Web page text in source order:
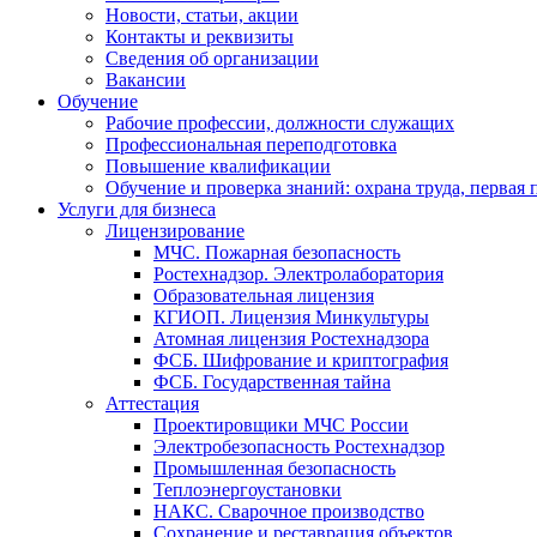
Новости, статьи, акции
Контакты и реквизиты
Сведения об организации
Вакансии
Обучение
Рабочие профессии, должности служащих
Профессиональная переподготовка
Повышение квалификации
Обучение и проверка знаний: охрана труда,
Услуги для бизнеса
Лицензирование
МЧС. Пожарная безопасность
Ростехнадзор. Электролаборатория
Образовательная лицензия
КГИОП. Лицензия Минкультуры
Атомная лицензия Ростехнадзора
ФСБ. Шифрование и криптография
ФСБ. Государственная тайна
Аттестация
Проектировщики МЧС России
Электробезопасность Ростехнадзор
Промышленная безопасность
Теплоэнергоустановки
НАКС. Сварочное производство
Сохранение и реставрация объектов